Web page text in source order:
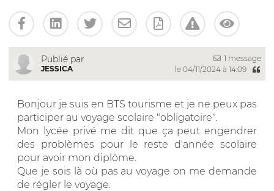
Publié par
JESSICA
1 message
le 04/11/2024 à 14:09
Bonjour je suis en BTS tourisme et je ne peux pas
participer au voyage scolaire "obligatoire".
Mon lycée privé me dit que ça peut engendrer
des problèmes pour le reste d'année scolaire
pour avoir mon diplôme.
Que je sois là où pas au voyage on me demande
de régler le voyage.